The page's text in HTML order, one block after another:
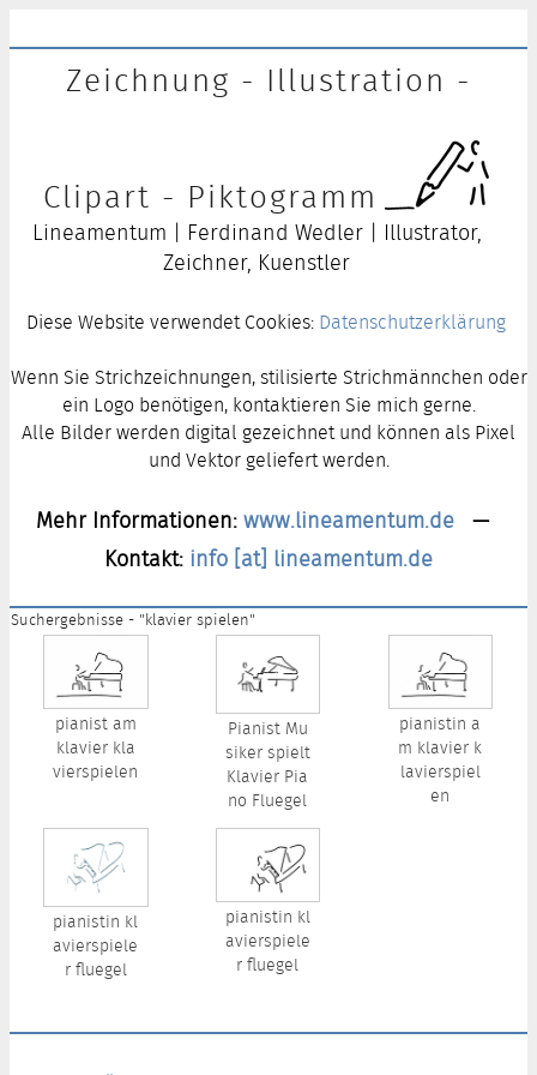
Zeichnung - Illustration -
Clipart - Piktogramm
Lineamentum | Ferdinand Wedler | Illustrator,
Zeichner, Kuenstler
Diese Website verwendet Cookies: Datenschutzerklärung
Wenn Sie Strichzeichnungen, stilisierte Strichmännchen oder
ein Logo benötigen, kontaktieren Sie mich gerne.
Alle Bilder werden digital gezeichnet und können als Pixel
und Vektor geliefert werden.
Mehr Informationen:www.lineamentum.de —
Kontakt: info [at] lineamentum.de
Suchergebnisse - "klavier spielen"
pianist am
klavier kla
vierspielen
Pianist Mu
siker spielt
Klavier Pia
no Fluegel
pianistin a
m klavier k
lavierspiel
en
pianistin kl
avierspiele
r fluegel
pianistin kl
avierspiele
r fluegel